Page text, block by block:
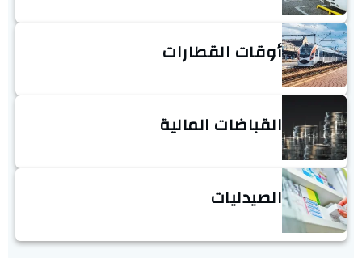
أوقات القطارات
القباضات المالية
الصيدليات